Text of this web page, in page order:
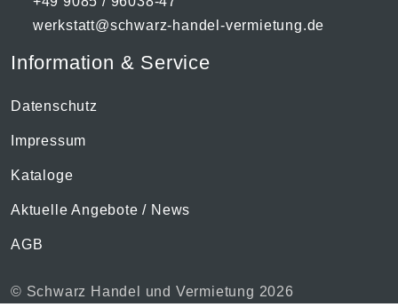
werkstatt@schwarz-handel-vermietung.de
Information & Service
Datenschutz
Impressum
Kataloge
Aktuelle Angebote / News
AGB
© Schwarz Handel und Vermietung 2026